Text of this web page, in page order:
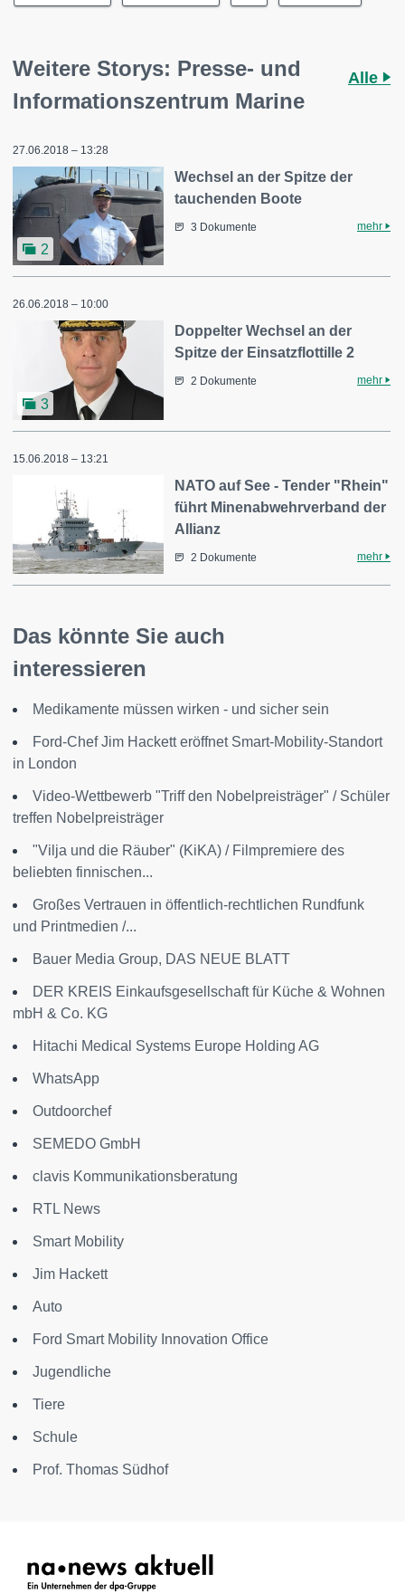
Weitere Storys: Presse- und
Informationszentrum Marine
Alle
27.06.2018 – 13:28
2
Wechsel an der Spitze der
tauchenden Boote
3 Dokumente mehr
26.06.2018 – 10:00
3
Doppelter Wechsel an der
Spitze der Einsatzflottille 2
2 Dokumente mehr
15.06.2018 – 13:21
NATO auf See - Tender "Rhein"
führt Minenabwehrverband der
Allianz
2 Dokumente mehr
Das könnte Sie auch
interessieren
Medikamente müssen wirken - und sicher sein
Ford-Chef Jim Hackett eröffnet Smart-Mobility-Standort
in London
Video-Wettbewerb "Triff den Nobelpreisträger" / Schüler
treffen Nobelpreisträger
"Vilja und die Räuber" (KiKA) / Filmpremiere des
beliebten finnischen...
Großes Vertrauen in öffentlich-rechtlichen Rundfunk
und Printmedien /...
Bauer Media Group, DAS NEUE BLATT
DER KREIS Einkaufsgesellschaft für Küche & Wohnen
mbH & Co. KG
Hitachi Medical Systems Europe Holding AG
WhatsApp
Outdoorchef
SEMEDO GmbH
clavis Kommunikationsberatung
RTL News
Smart Mobility
Jim Hackett
Auto
Ford Smart Mobility Innovation Office
Jugendliche
Tiere
Schule
Prof. Thomas Südhof